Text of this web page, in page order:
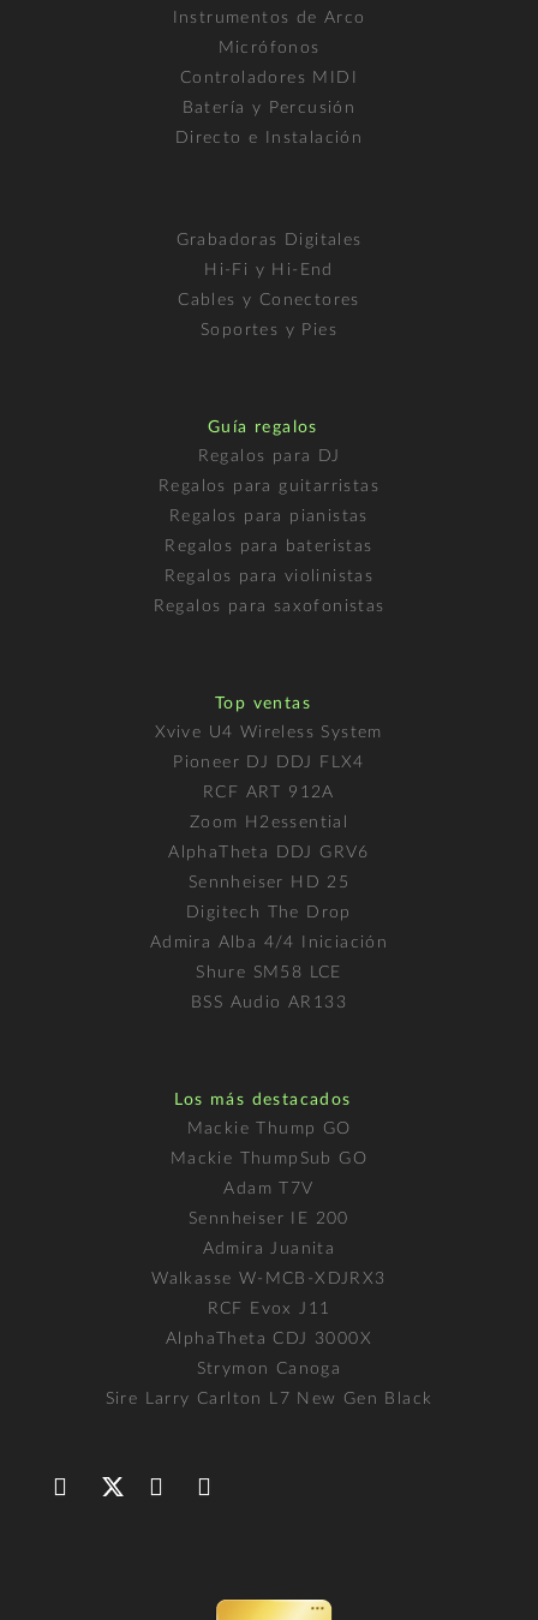
Instrumentos de Arco
Micrófonos
Controladores MIDI
Batería y Percusión
Directo e Instalación
Grabadoras Digitales
Hi-Fi y Hi-End
Cables y Conectores
Soportes y Pies
Guía regalos
Regalos para DJ
Regalos para guitarristas
Regalos para pianistas
Regalos para bateristas
Regalos para violinistas
Regalos para saxofonistas
Top ventas
Xvive U4 Wireless System
Pioneer DJ DDJ FLX4
RCF ART 912A
Zoom H2essential
AlphaTheta DDJ GRV6
Sennheiser HD 25
Digitech The Drop
Admira Alba 4/4 Iniciación
Shure SM58 LCE
BSS Audio AR133
Los más destacados
Mackie Thump GO
Mackie ThumpSub GO
Adam T7V
Sennheiser IE 200
Admira Juanita
Walkasse W-MCB-XDJRX3
RCF Evox J11
AlphaTheta CDJ 3000X
Strymon Canoga
Sire Larry Carlton L7 New Gen Black